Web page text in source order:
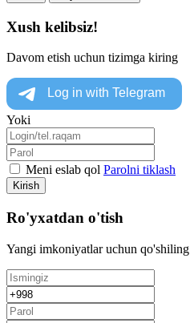
Xush kelibsiz!
Davom etish uchun tizimga kiring
Yoki
Meni eslab qol Parolni tiklash
Kirish
Ro'yxatdan o'tish
Yangi imkoniyatlar uchun qo'shiling